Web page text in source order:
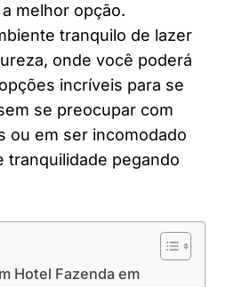
melhor opção.
tranquilo de lazer
onde você poderá
incríveis para se
se preocupar com
ou em ser incomodado
tranquilidade pegando
Hotel Fazenda em